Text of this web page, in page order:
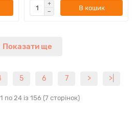
В кошик
Показати ще
5 6 7 > >|
по 24 із 156 (7 сторінок)